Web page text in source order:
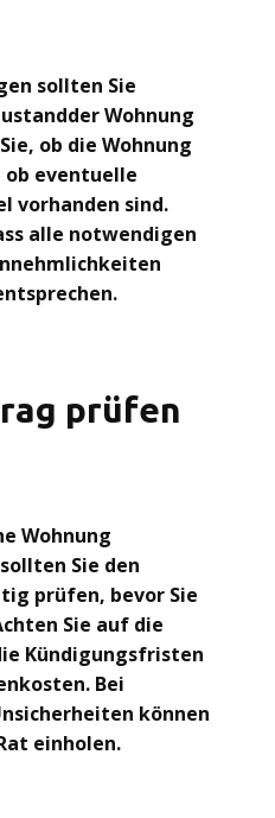
sollten Sie
Wohnung
ob die Wohnung
eventuelle
vorhanden sind.
alle notwendigen
prüfen
Wohnung
Sie den
prüfen, bevor Sie
Sie auf die
Kündigungsfristen
Bei
können
einholen.